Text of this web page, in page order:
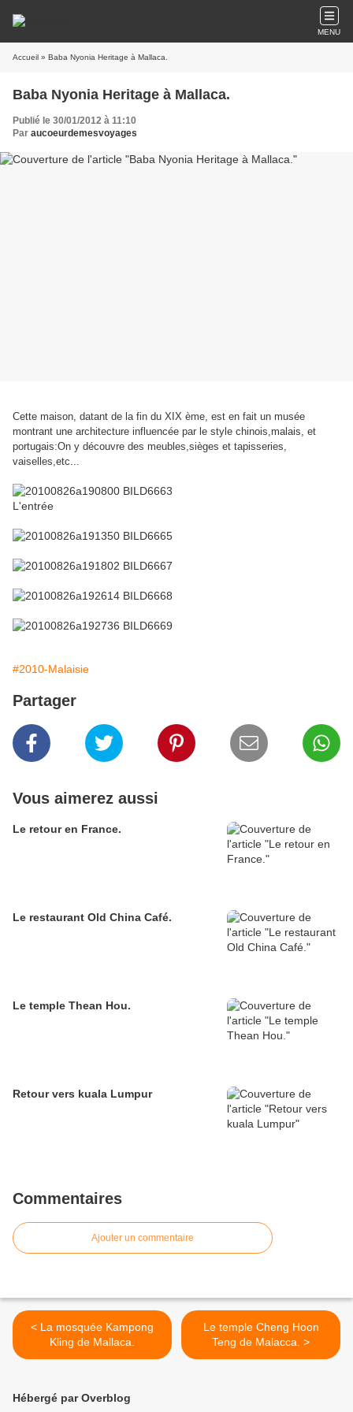
MENU
Accueil » Baba Nyonia Heritage à Mallaca.
Baba Nyonia Heritage à Mallaca.
Publié le 30/01/2012 à 11:10
Par aucoeurdemesvoyages
Cette maison, datant de la fin du XIX ème, est en fait un musée
montrant une architecture influencée par le style chinois,malais, et
portugais:On y découvre des meubles,sièges et tapisseries,
vaiselles,etc...
L'entrée
#2010-Malaisie
Partager
Vous aimerez aussi
Le retour en France.
Le restaurant Old China Café.
Le temple Thean Hou.
Retour vers kuala Lumpur
Commentaires
Ajouter un commentaire
< La mosquée Kampong
Kling de Mallaca.
Le temple Cheng Hoon
Teng de Malacca. >
Hébergé par Overblog